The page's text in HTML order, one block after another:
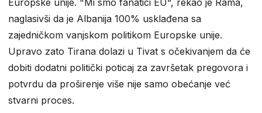
Europske unije. "Mi smo fanatici EU“, rekao je Rama,
naglasivši da je Albanija 100% usklađena sa
zajedničkom vanjskom politikom Europske unije.
Upravo zato Tirana dolazi u Tivat s očekivanjem da će
dobiti dodatni politički poticaj za završetak pregovora i
potvrdu da proširenje više nije samo obećanje već
stvarni proces.